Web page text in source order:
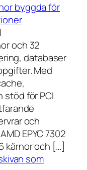
byggda för
och 32
databaser
Med
stöd för PCI
och
EPYC 7302
kärnor och […]
som